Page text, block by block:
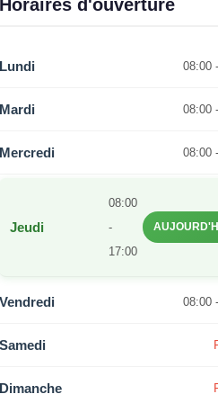
Horaires d'ouverture
Lundi 08:00
Mardi 08:00
Mercredi 08:00
Jeudi
08:00
-
17:00
Vendredi 08:00
Samedi
Dimanche